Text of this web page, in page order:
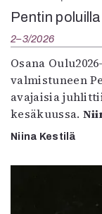
Pentin
2–3/2026
Osana
valmistuneen
avajaisia
kesäkuussa.
Niina Kestilä